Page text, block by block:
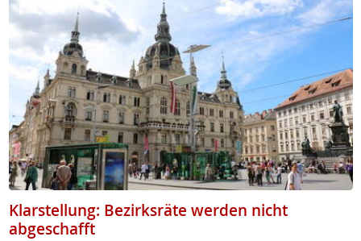
Klarstellung: Bezirksräte werden nicht
abgeschafft